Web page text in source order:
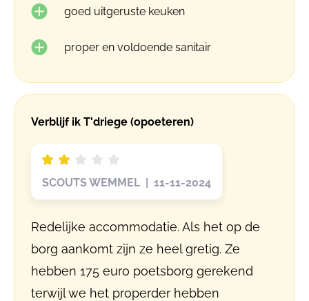
goed uitgeruste keuken
proper en voldoende sanitair
Verblijf ik T'driege (opoeteren)
SCOUTS WEMMEL | 11-11-2024
Redelijke accommodatie. Als het op de
borg aankomt zijn ze heel gretig. Ze
hebben 175 euro poetsborg gerekend
terwijl we het properder hebben